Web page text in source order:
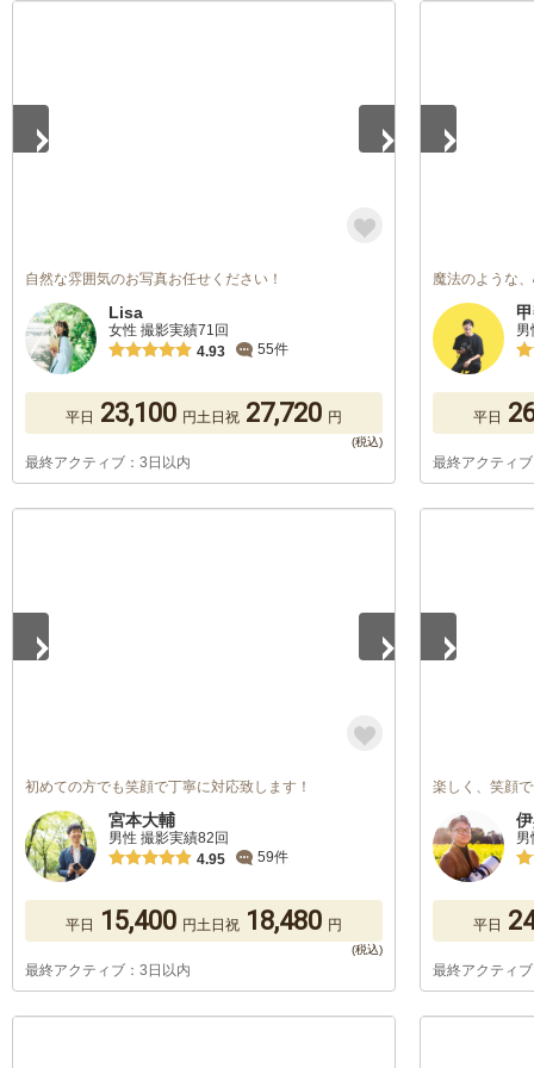
自然な雰囲気のお写真お任せください！
Lisa
女性 撮影実績71回
4.93
55件
平日 23,100 円土日祝 27,720 円
最終アクティブ：3日以内
魔法のような
平日
最終アクティ
初めての方でも笑顔で丁寧に対応致します！
宮本大輔
男性 撮影実績82回
4.95
59件
平日 15,400 円土日祝 18,480 円
最終アクティブ：3日以内
楽しく、笑顔
平日
最終アクティ